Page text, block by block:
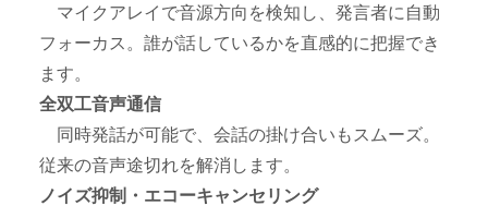
マイクアレイで音源方向を検知し、発言者に自動
フォーカス。誰が話しているかを直感的に把握でき
ます。
全双工音声通信
同時発話が可能で、会話の掛け合いもスムーズ。
従来の音声途切れを解消します。
ノイズ抑制・エコーキャンセリング